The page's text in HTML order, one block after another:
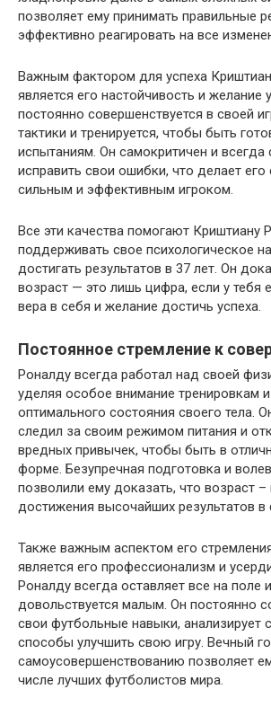
позволяет ему принимать правильные
эффективно реагировать на все
Важным фактором для успеха
является его настойчивость и желание
постоянно совершенствуется в своей
тактики и тренируется, чтобы быть
испытаниям. Он самокритичен и всегда
исправить свои ошибки, что делает
сильным и эффективным игроком.
Все эти качества помогают Криштиану
поддерживать свое психологическое
достигать результатов в 37 лет. Он
возраст — это лишь цифра, если у тебя
вера в себя и желание достичь успеха.
Постоянное стремление к
Роналду всегда работал над своей
уделяя особое внимание тренировкам
оптимального состояния своего тела.
следил за своим режимом питания и
вредных привычек, чтобы быть в
форме. Безупречная подготовка и
позволили ему доказать, что возраст –
достижения высочайших результатов в
Также важным аспектом его
является его профессионализм и
Роналду всегда оставляет все на поле
довольствуется малым. Он постоянно
свои футбольные навыки, анализирует
способы улучшить свою игру. Вечный
самоусовершенствованию позволяет
числе лучших футболистов мира.